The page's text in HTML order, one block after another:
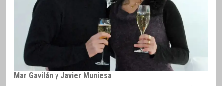
Mar Gavilán y Javier Muniesa